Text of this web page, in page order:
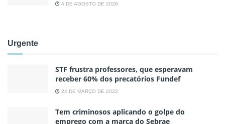
4 DE AGOSTO DE 2026
Urgente
STF frustra professores, que esperavam
receber 60% dos precatórios Fundef
24 DE MARÇO DE 2022
Tem criminosos aplicando o golpe do
emprego com a marca do Sebrae